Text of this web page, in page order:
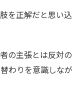
を正解だと思い込
の主張とは反対の
わりを意識しなが